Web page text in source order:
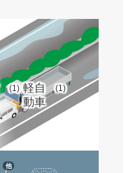
(1) 軽自
動車
(1)
他